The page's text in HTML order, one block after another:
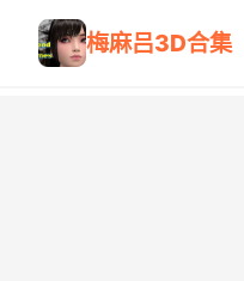
梅麻吕3D合集